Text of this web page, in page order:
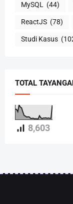
MySQL (44)
ReactJS (78)
Studi Kasus
TOTAL
8,603